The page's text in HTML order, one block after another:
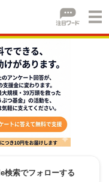
検索でフォローする